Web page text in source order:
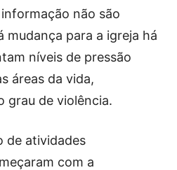
não são
mudança para a igreja há
níveis de pressão
áreas da vida,
grau de violência.
de atividades
com a